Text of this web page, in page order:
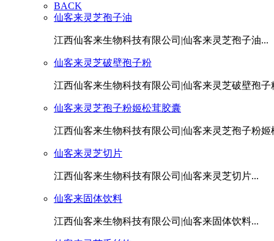
BACK
仙客来灵芝孢子油
江西仙客来生物科技有限公司|仙客来灵芝孢子油...
仙客来灵芝破壁孢子粉
江西仙客来生物科技有限公司|仙客来灵芝破壁孢子
仙客来灵芝孢子粉姬松茸胶囊
江西仙客来生物科技有限公司|仙客来灵芝孢子粉姬
仙客来灵芝切片
江西仙客来生物科技有限公司|仙客来灵芝切片...
仙客来固体饮料
江西仙客来生物科技有限公司|仙客来固体饮料...